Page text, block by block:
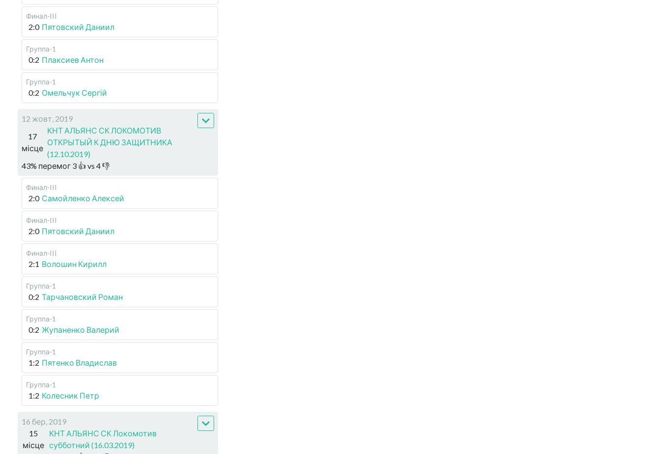
Финал-III
2:0 Пятовский Даниил
Группа-1
0:2 Плаксиев Антон
Группа-1
0:2 Омельчук Сергій
12 жовт, 2019
17
місце
КНТ АЛЬЯНС СК ЛОКОМОТИВ
ОТКРЫТЫЙ К ДНЮ ЗАЩИТНИКА
(12.10.2019)
43% перемог 3 👍 vs 4👎
Финал-III
2:0 Самойленко Алексей
Финал-III
2:0 Пятовский Даниил
Финал-III
2:1 Волошин Кирилл
Группа-1
0:2 Тарчановский Роман
Группа-1
0:2 Жупаненко Валерий
Группа-1
1:2 Пятенко Владислав
Группа-1
1:2 Колесник Петр
16 бер, 2019
15
місце
КНТ АЛЬЯНС СК Локомотив
субботний (16.03.2019)